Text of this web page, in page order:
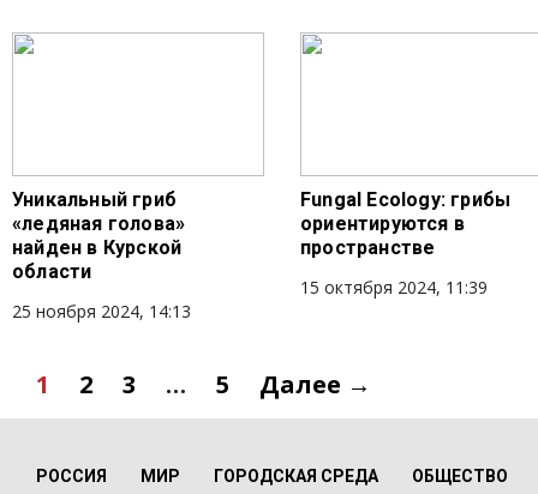
Уникальный гриб
«ледяная голова»
найден в Курской
области
25 ноября 2024, 14:13
Fungal Ecology: грибы
ориентируются в
пространстве
15 октября 2024, 11:39
1 2 3 … 5 Далее →
РОССИЯ МИР ГОРОДСКАЯ СРЕДА ОБЩЕСТВО